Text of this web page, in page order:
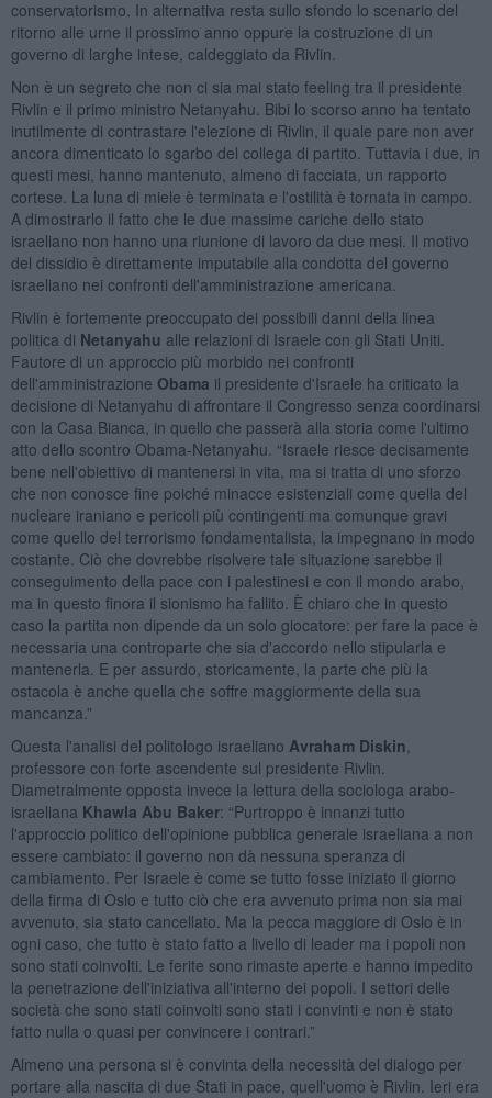
conservatorismo. In alternativa resta sullo sfondo lo scenario del
ritorno alle urne il prossimo anno oppure la costruzione di un
governo di larghe intese, caldeggiato da Rivlin.
Non è un segreto che non ci sia mai stato feeling tra il presidente
Rivlin e il primo ministro Netanyahu. Bibi lo scorso anno ha tentato
inutilmente di contrastare l'elezione di Rivlin, il quale pare non aver
ancora dimenticato lo sgarbo del collega di partito. Tuttavia i due, in
questi mesi, hanno mantenuto, almeno di facciata, un rapporto
cortese. La luna di miele è terminata e l'ostilità è tornata in campo.
A dimostrarlo il fatto che le due massime cariche dello stato
israeliano non hanno una riunione di lavoro da due mesi. Il motivo
del dissidio è direttamente imputabile alla condotta del governo
israeliano nei confronti dell'amministrazione americana.
Rivlin è fortemente preoccupato dei possibili danni della linea
politica di Netanyahu alle relazioni di Israele con gli Stati Uniti.
Fautore di un approccio più morbido nei confronti
dell'amministrazione Obama il presidente d'Israele ha criticato la
decisione di Netanyahu di affrontare il Congresso senza coordinarsi
con la Casa Bianca, in quello che passerà alla storia come l'ultimo
atto dello scontro Obama-Netanyahu. “Israele riesce decisamente
bene nell'obiettivo di mantenersi in vita, ma si tratta di uno sforzo
che non conosce fine poiché minacce esistenziali come quella del
nucleare iraniano e pericoli più contingenti ma comunque gravi
come quello del terrorismo fondamentalista, la impegnano in modo
costante. Ciò che dovrebbe risolvere tale situazione sarebbe il
conseguimento della pace con i palestinesi e con il mondo arabo,
ma in questo finora il sionismo ha fallito. È chiaro che in questo
caso la partita non dipende da un solo giocatore: per fare la pace è
necessaria una controparte che sia d'accordo nello stipularla e
mantenerla. E per assurdo, storicamente, la parte che più la
ostacola è anche quella che soffre maggiormente della sua
mancanza.”
Questa l'analisi del politologo israeliano Avraham Diskin
professore con forte ascendente sul presidente Rivlin.
Diametralmente opposta invece la lettura della sociologa arabo-
israeliana Khawla Abu Baker: “Purtroppo è innanzi tutto
l'approccio politico dell'opinione pubblica generale israeliana a non
essere cambiato: il governo non dà nessuna speranza di
cambiamento. Per Israele è come se tutto fosse iniziato il giorno
della firma di Oslo e tutto ciò che era avvenuto prima non sia mai
avvenuto, sia stato cancellato. Ma la pecca maggiore di Oslo è in
ogni caso, che tutto è stato fatto a livello di leader ma i popoli non
sono stati coinvolti. Le ferite sono rimaste aperte e hanno impedito
la penetrazione dell'iniziativa all'interno dei popoli. I settori delle
società che sono stati coinvolti sono stati i convinti e non è stato
fatto nulla o quasi per convincere i contrari.”
Almeno una persona si è convinta della necessità del dialogo per
portare alla nascita di due Stati in pace, quell'uomo è Rivlin. Ieri era